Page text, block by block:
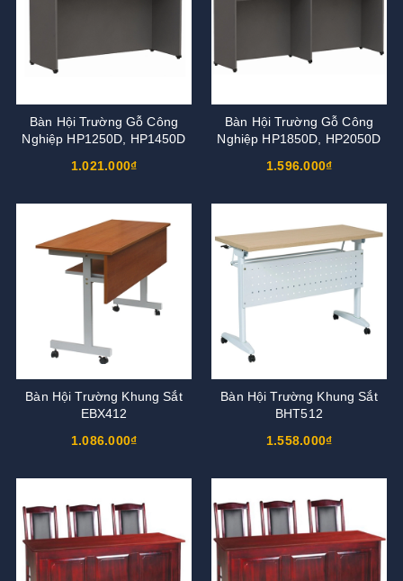
Bàn Hội Trường Gỗ Công
Nghiệp HP1250D, HP1450D
1.021.000₫
Bàn Hội Trường Gỗ Công
Nghiệp HP1850D, HP2050D
1.596.000₫
Bàn Hội Trường Khung Sắt
EBX412
1.086.000₫
Bàn Hội Trường Khung Sắt
BHT512
1.558.000₫